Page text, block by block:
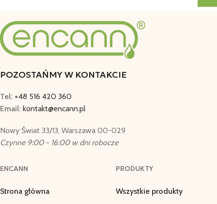
POZOSTAŃMY W KONTAKCIE
Tel: +48 516 420 360
Email: kontakt@encann.pl
Nowy Świat 33/13, Warszawa 00-029
Czynne 9:00 - 16:00 w dni robocze
ENCANN
Strona główna
PRODUKTY
Wszystkie produkty